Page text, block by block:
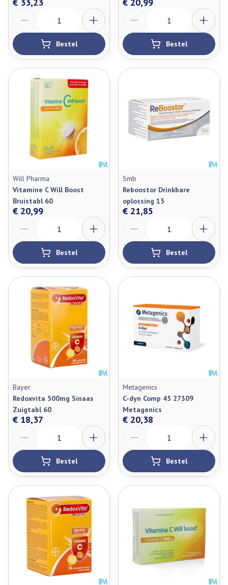
Bestel Bestel
Will Pharma
Vitamine C Will Boost
Bruistabl 60
€ 20,99
Bestel
Smb
Reboostor Drinkbare
oplossing 15
€ 21,85
Bestel
Bayer
Redoxvita 500mg Sinaas
Zuigtabl 60
€ 18,37
Bestel
Metagenics
C-dyn Comp 45 27309
Metagenics
€ 20,38
Bestel